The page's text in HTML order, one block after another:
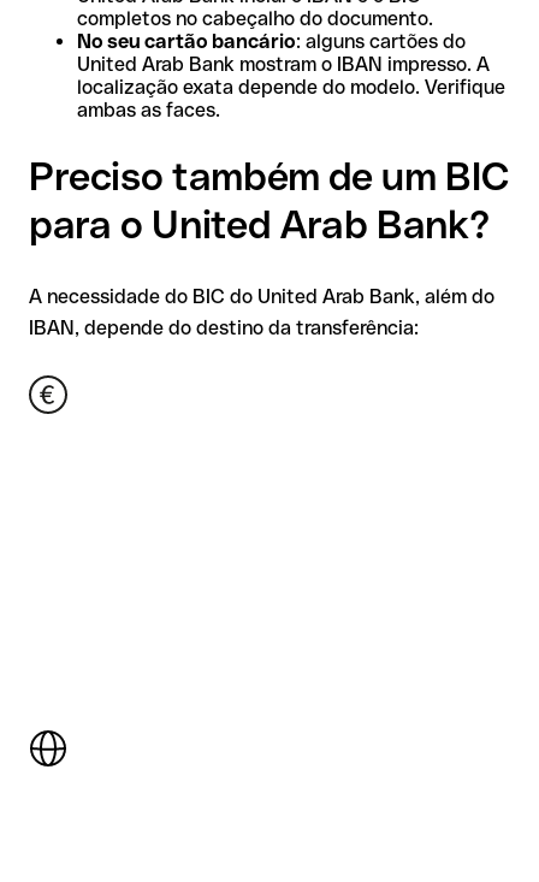
completos no cabeçalho do documento.
No seu cartão bancário: alguns cartões do
United Arab Bank mostram o IBAN impresso. A
localização exata depende do modelo. Verifique
ambas as faces.
Preciso também de um BIC
para o United Arab Bank?
A necessidade do BIC do United Arab Bank, além do
IBAN, depende do destino da transferência: